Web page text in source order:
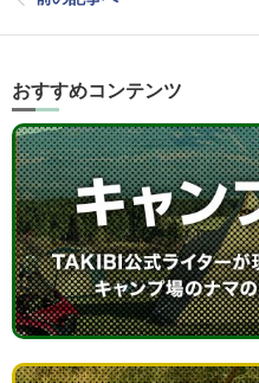
おすすめコンテンツ